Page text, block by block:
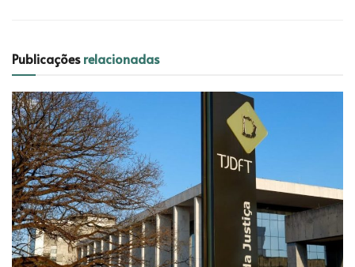
Publicaçõesrelacionadas